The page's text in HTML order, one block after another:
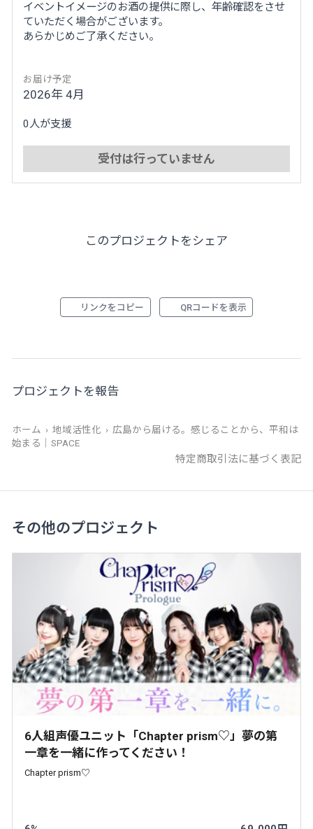
イベントイメージのお酒の提供に際し、年齢確認をさせ
ていただく場合がございます。
あらかじめご了承ください。
お届け予定
2026年 4月
0人が支援
受付は行っていません
このプロジェクトをシェア
リンクをコピー QRコードを表示
プロジェクトを報告
ホーム › 地域活性化 › 広島から届ける。感じることから、平和は
始まる｜SPACE
特定商取引法に基づく表記
その他のプロジェクト
6人組声優ユニット「Chapter prism♡」夢の第
一章を一緒に作ってください！
Chapter prism♡